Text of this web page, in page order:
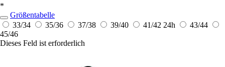
*
Größentabelle
33/34
35/36 37/38 39/40 41/42 24h
43/44
45/46
Dieses Feld ist erforderlich